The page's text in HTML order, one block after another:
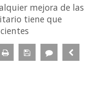
mejora de las
tiene que